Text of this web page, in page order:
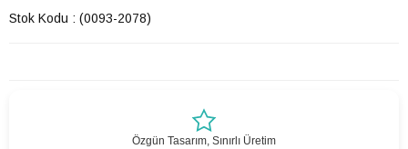
Stok Kodu (0093-2078)
Özgün Tasarım, Sınırlı Üretim